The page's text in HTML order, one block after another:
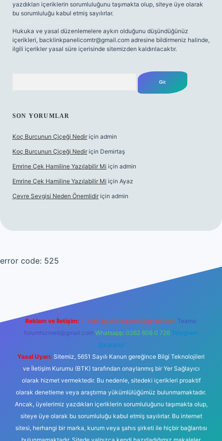
yazdıkları içeriklerin sorumluluğunu taşımakta olup, siteye üye olarak
bu sorumluluğu kabul etmiş sayılırlar.
Hukuka ve yasal düzenlemelere aykırı olduğunu düşündüğünüz
içerikleri, backlinkpanelicomtr@gmail.com adresine bildirmeniz halinde,
ilgili içerikler yasal süre içerisinde sitemizden kaldırılacaktır.
SON YORUMLAR
Koç Burcunun Çiçeği Nedir için admin
Koç Burcunun Çiçeği Nedir için Demirtaş
Emrine Çek Hamiline Yazılabilir Mi için admin
Emrine Çek Hamiline Yazılabilir Mi için Ayaz
Çevre Sevgisi Neden Önemlidir için admin
error code: 525
Reklam ve İletişim: E-mail: backlinkpaneli@gmail.com Teams:
forumhizmeti@gmail.com Whatsapp: 0262 606 0 726 Telegram:
@karabul
Yasal Uyarı: Sitemiz, 5651 Sayılı Kanun gereğince Bilgi Teknolojileri
ve İletişim Kurumu (BTK) tarafından onaylanmış bir Yer Sağlayıcı
olarak hizmet vermektedir. Bu nedenle, sitedeki içerikleri proaktif
olarak denetleme veya araştırma yükümlülüğümüz bulunmamaktadır.
Ancak, üyelerimiz yazdıkları içeriklerin sorumluluğunu taşımakta olup,
siteye üye olarak bu sorumluluğu kabul etmiş sayılırlar. Bu internet
sitesi, herhangi bir marka, kurum veya şahıs şirketi ile hiçbir bağlantısı